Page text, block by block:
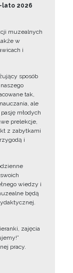
2026
muzealnych
w
i
sposób
tak,
ale
młodych
prelekcje,
z zabytkami
i
wiedzy i
będą
zajęcia
pracy.